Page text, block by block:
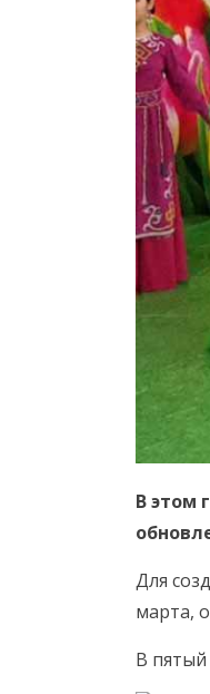
В этом
Для
марта,
В пятый